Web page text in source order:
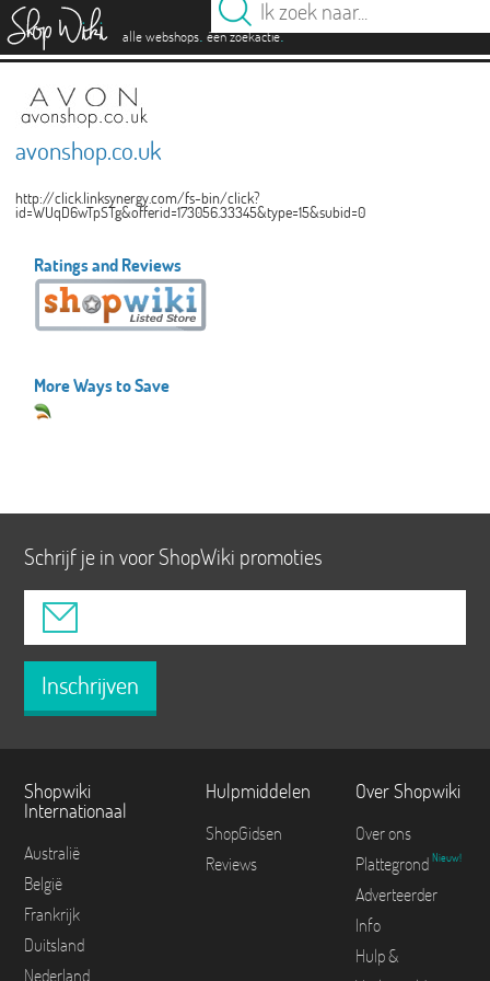
alle webshops. één zoekactie.
avonshop.co.uk
http://click.linksynergy.com/fs-bin/click?
id=WUqD6wTpSTg&offerid=173056.33345&type=15&subid=0
Ratings and Reviews
More Ways to Save
Schrijf je in voor ShopWiki promoties
Inschrijven
Shopwiki
Internationaal
Australië
België
Frankrijk
Duitsland
Nederland
Hulpmiddelen
ShopGidsen
Reviews
Over Shopwiki
Over ons
Plattegrond Nieuw!
Adverteerder
Info
Hulp &